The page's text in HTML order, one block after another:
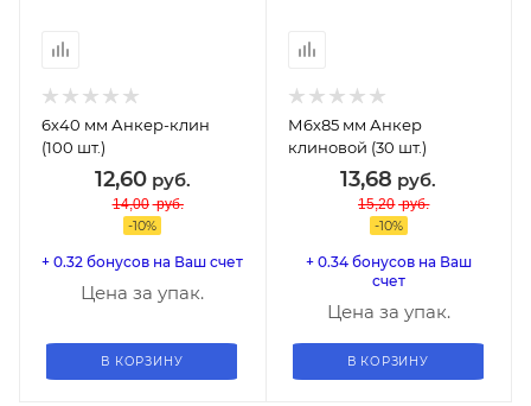
6х40 мм Анкер-клин
(100 шт.)
12,60руб.
14,00 руб.
-10%
+ 0.32 бонусов на Ваш счет
Цена за упак.
В КОРЗИНУ
М6х85 мм Анкер
клиновой (30 шт.)
13,68 руб.
15,20 руб.
-10%
+ 0.34 бонусов на Ваш
счет
Цена за упак.
В КОРЗИНУ